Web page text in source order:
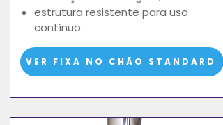
estrutura resistente para uso
contínuo.
VER FIXA NO CHÃO STANDARD